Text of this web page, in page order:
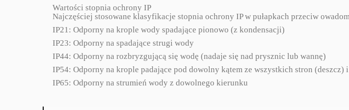
Wartości stopnia ochrony IP
Najczęściej stosowane klasyfikacje stopnia ochrony IP w pułapkach przeciw
IP21: Odporny na krople wody spadające pionowo (z kondensacji)
IP23: Odporny na spadające strugi wody
IP44: Odporny na rozbryzgującą się wodę (nadaje się nad prysznic lub wannę)
IP54: Odporny na krople padające pod dowolny kątem ze wszystkich stron (deszcz)
IP65: Odporny na strumień wody z dowolnego kierunku